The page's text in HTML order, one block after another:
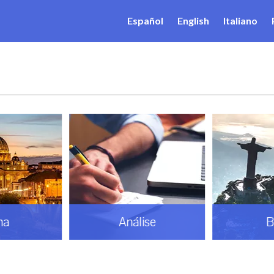
Español English Italiano
Análise